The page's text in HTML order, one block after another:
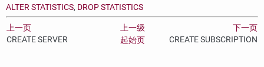
ALTER STATISTICS, DROP STATISTICS
上一页 上一级
下一页
CREATE SERVER
起始页 CREATE SUBSCRIPTION